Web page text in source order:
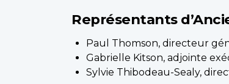
Représentants
Paul Thomson, directeur
Gabrielle Kitson, adjointe
Sylvie Thibodeau-Sealy,